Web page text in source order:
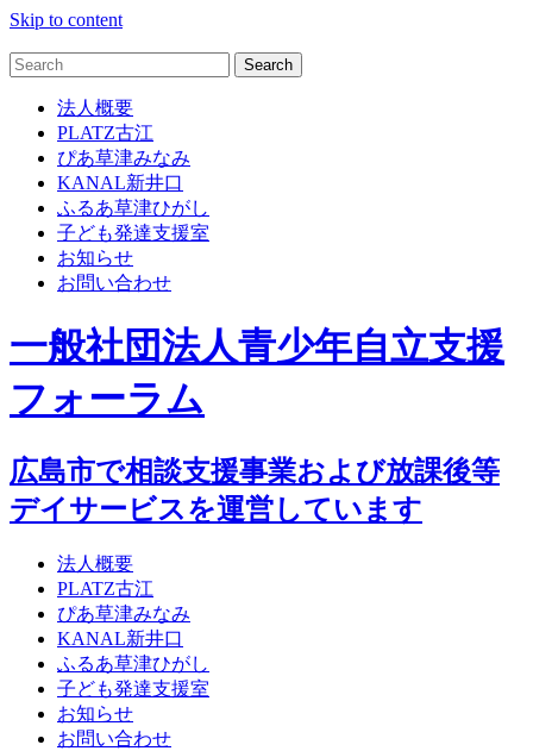
Skip to content
法人概要
PLATZ古江
ぴあ草津みなみ
KANAL新井口
ふるあ草津ひがし
子ども発達支援室
お知らせ
お問い合わせ
一般社団法人青少年自立支援
フォーラム
広島市で相談支援事業および放課後等
デイサービスを運営しています
法人概要
PLATZ古江
ぴあ草津みなみ
KANAL新井口
ふるあ草津ひがし
子ども発達支援室
お知らせ
お問い合わせ